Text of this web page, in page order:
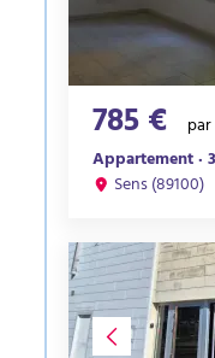
785 €
Appartement ·
Sens (89100)